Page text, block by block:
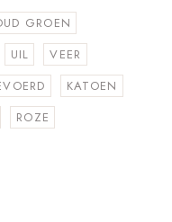
GROEN
UIL
VEER
KATOEN
ROZE